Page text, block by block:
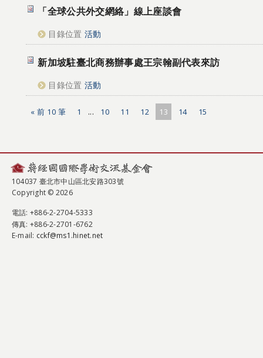
「全球公共外交網絡」線上座談會
目錄位置 活動
新加坡駐臺北商務辦事處王宗翰副代表來訪
目錄位置 活動
« 前 10 筆 1 ... 10 11 12 13 14 15
104037 臺北市中山區北安路303號
Copyright © 2026
電話: +886-2-2704-5333
傳真: +886-2-2701-6762
E-mail: cckf@ms1.hinet.net